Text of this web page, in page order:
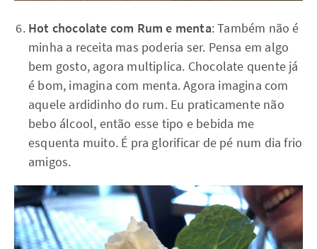
Hot chocolate com Rum e menta: Também não é
minha a receita mas poderia ser. Pensa em algo
bem gosto, agora multiplica. Chocolate quente já
é bom, imagina com menta. Agora imagina com
aquele ardidinho do rum. Eu praticamente não
bebo álcool, então esse tipo e bebida me
esquenta muito. É pra glorificar de pé num dia frio
amigos.